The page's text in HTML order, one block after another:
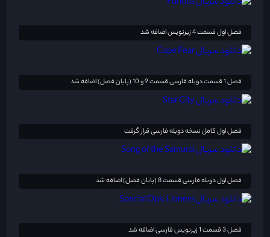
فصل اول قسمت 4 زیرنویس اضافه شد
فصل 1 قسمت دوبله فارسی قسمت 9 و 10 (پایان فصل) اضافه شد
فصل اول کامل نسخه دوبله فارسی قرار گرفت
فصل اول دوبله فارسی قسمت 8 (پایان فصل) اضافه شد
فصل 3 قسمت 1 زیرنویس فارسی اضافه شد